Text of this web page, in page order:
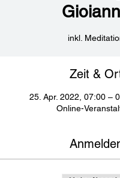
inkl.
Zeit &
25. Apr. 2022, 07:00 –
Online-